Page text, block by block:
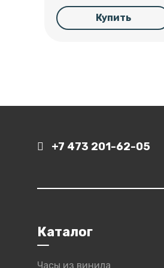
Купить
+7 473 201-62-05
Каталог
Часы из винила